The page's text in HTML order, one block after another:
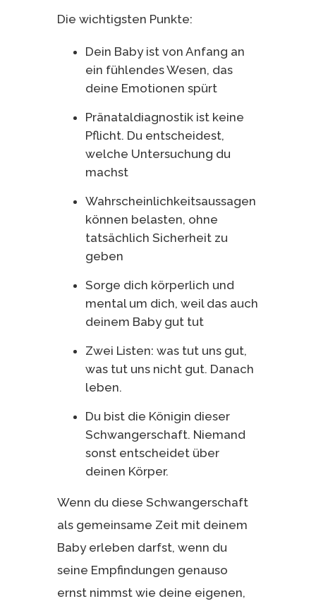
Die wichtigsten Punkte:
Dein Baby ist von Anfang an
ein fühlendes Wesen, das
deine Emotionen spürt
Pränataldiagnostik ist keine
Pflicht. Du entscheidest,
welche Untersuchung du
machst
Wahrscheinlichkeitsaussagen
können belasten, ohne
tatsächlich Sicherheit zu
geben
Sorge dich körperlich und
mental um dich, weil das auch
deinem Baby gut tut
Zwei Listen: was tut uns gut,
was tut uns nicht gut. Danach
leben.
Du bist die Königin dieser
Schwangerschaft. Niemand
sonst entscheidet über
deinen Körper.
Wenn du diese Schwangerschaft
als gemeinsame Zeit mit deinem
Baby erleben darfst, wenn du
seine Empfindungen genauso
ernst nimmst wie deine eigenen,